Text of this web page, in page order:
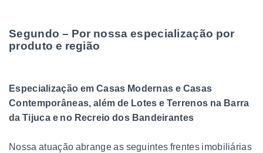
Segundo – Por nossa especialização por
produto e região
Especialização em Casas Modernas e Casas
Contemporâneas, além de Lotes e Terrenos na Barra
da Tijuca e no Recreio dos Bandeirantes
Nossa atuação abrange as seguintes frentes imobiliárias